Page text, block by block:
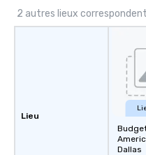
2 autres lieux
Lieu
Dallas